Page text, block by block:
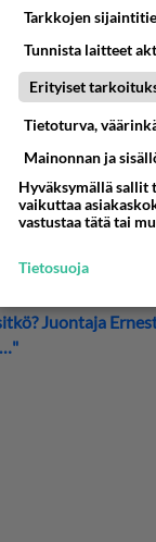
Putous-hahmonsa
laulaa
jossa
sanat
ei säästellyt
ei ikinä
se upposi.
Juontaja
Tarkkojen
Tunnista laitteet
Erityiset
Tietoturva,
Mainonnan ja
Hyväksymällä sallit
vaikuttaa
vastustaa tätä tai
Tietosuoja